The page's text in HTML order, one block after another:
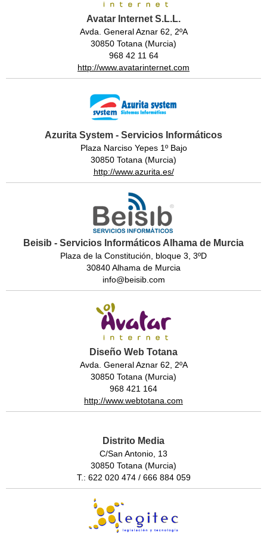
Avatar Internet S.L.L.
Avda. General Aznar 62, 2ºA
30850 Totana (Murcia)
968 42 11 64
http://www.avatarinternet.com
Azurita System - Servicios Informáticos
Plaza Narciso Yepes 1º Bajo
30850 Totana (Murcia)
http://www.azurita.es/
Beisib - Servicios Informáticos Alhama de Murcia
Plaza de la Constitución, bloque 3, 3ºD
30840 Alhama de Murcia
info@beisib.com
Diseño Web Totana
Avda. General Aznar 62, 2ºA
30850 Totana (Murcia)
968 421 164
http://www.webtotana.com
Distrito Media
C/San Antonio, 13
30850 Totana (Murcia)
T.: 622 020 474 / 666 884 059